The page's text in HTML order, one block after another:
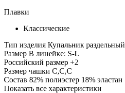
Плавки
Классические
Тип изделия Купальник раздельный
Размер В линейке: S-L
Российский размер +2
Размер чашки C,C,C
Состав 82% полиэстер 18% эластан
Показать все характеристики